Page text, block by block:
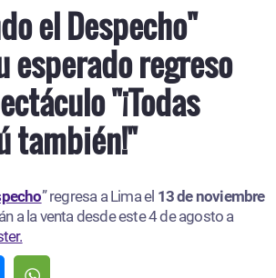
el Despecho"
esperado regreso
"¡Todas
también!"
” regresa a Lima el 13 de noviembre
a la venta desde este 4 de agosto a